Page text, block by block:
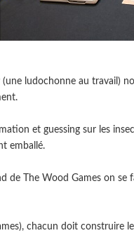
ludochonne au travail)
et guessing sur les
emballé.
de The Wood Games on se
chacun doit construire